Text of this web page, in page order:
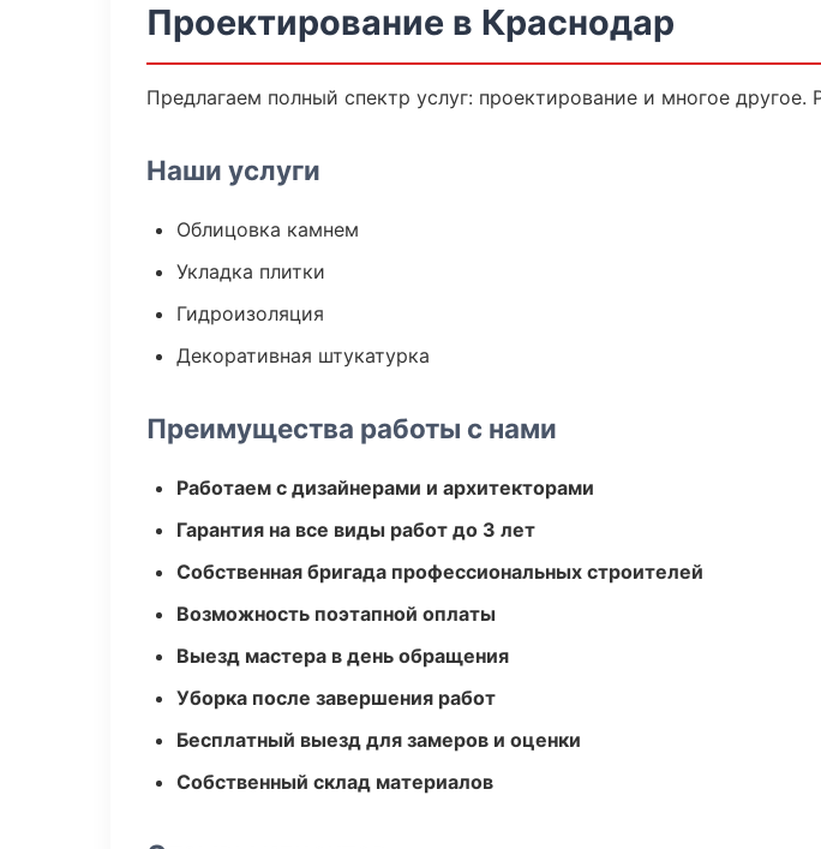
Проектирование в Краснодар
Предлагаем полный спектр услуг: проектирование и многое
Наши услуги
Облицовка камнем
Укладка плитки
Гидроизоляция
Декоративная штукатурка
Преимущества работы с нами
Работаем с дизайнерами и архитекторами
Гарантия на все виды работ до 3 лет
Собственная бригада профессиональных строителей
Возможность поэтапной оплаты
Выезд мастера в день обращения
Уборка после завершения работ
Бесплатный выезд для замеров и оценки
Собственный склад материалов